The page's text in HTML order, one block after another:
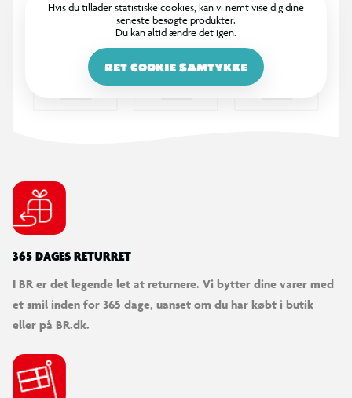
Hvis du tillader statistiske cookies, kan vi nemt vise dig dine
seneste besøgte produkter.
Du kan altid ændre det igen.
RET COOKIE SAMTYKKE
365 DAGES RETURRET
I BR er det legende let at returnere. Vi bytter dine varer med
et smil inden for 365 dage, uanset om du har købt i butik
eller på BR.dk.